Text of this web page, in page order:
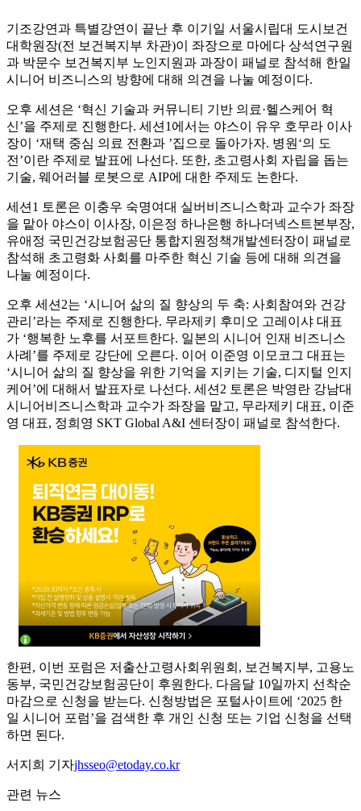
기조강연과 특별강연이 끝난 후 이기일 서울시립대 도시보건
대학원장(전 보건복지부 차관)이 좌장으로 마에다 상석연구원
과 박문수 보건복지부 노인지원과 과장이 패널로 참석해 한일
시니어 비즈니스의 방향에 대해 의견을 나눌 예정이다.
오후 세션은 ‘혁신 기술과 커뮤니티 기반 의료·헬스케어 혁
신’을 주제로 진행한다. 세션1에서는 야스이 유우 호무라 이사
장이 ‘재택 중심 의료 전환과 ’집으로 돌아가자. 병원‘의 도
전’이란 주제로 발표에 나선다. 또한, 초고령사회 자립을 돕는
기술, 웨어러블 로봇으로 AIP에 대한 주제도 논한다.
세션1 토론은 이충우 숙명여대 실버비즈니스학과 교수가 좌장
을 맡아 야스이 이사장, 이은정 하나은행 하나더넥스트본부장,
유애정 국민건강보험공단 통합지원정책개발센터장이 패널로
참석해 초고령화 사회를 마주한 혁신 기술 등에 대해 의견을
나눌 예정이다.
오후 세션2는 ‘시니어 삶의 질 향상의 두 축: 사회참여와 건강
관리’라는 주제로 진행한다. 무라제키 후미오 고레이샤 대표
가 ‘행복한 노후를 서포트한다. 일본의 시니어 인재 비즈니스
사례’를 주제로 강단에 오른다. 이어 이준영 이모코그 대표는
‘시니어 삶의 질 향상을 위한 기억을 지키는 기술, 디지털 인지
케어’에 대해서 발표자로 나선다. 세션2 토론은 박영란 강남대
시니어비즈니스학과 교수가 좌장을 맡고, 무라제키 대표, 이준
영 대표, 정희영 SKT Global A&I 센터장이 패널로 참석한다.
한편, 이번 포럼은 저출산고령사회위원회, 보건복지부, 고용노
동부, 국민건강보험공단이 후원한다. 다음달 10일까지 선착순
마감으로 신청을 받는다. 신청방법은 포털사이트에 ‘2025 한
일 시니어 포럼’을 검색한 후 개인 신청 또는 기업 신청을 선택
하면 된다.
서지희 기자jhsseo@etoday.co.kr
관련 뉴스